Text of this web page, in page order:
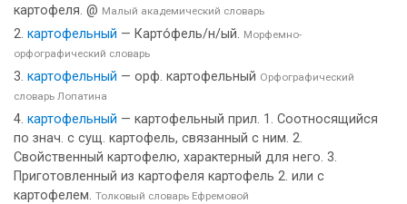
картофеля. @ Малый академический словарь
картофельный — Карто́фель/н/ый. Морфемно-
орфографический словарь
картофельный — орф. картофельный Орфографический
словарь Лопатина
картофельный — картофельный прил. 1. Соотносящийся
по знач. с сущ. картофель, связанный с ним. 2.
Свойственный картофелю, характерный для него. 3.
Приготовленный из картофеля картофель 2. или с
картофелем. Толковый словарь Ефремовой